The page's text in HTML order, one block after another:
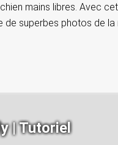
mains libres. Avec
de superbes photos de
| Tutoriel